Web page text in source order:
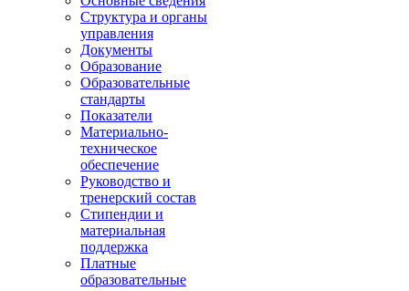
Структура и органы
управления
Документы
Образование
Образовательные
стандарты
Показатели
Материально-
техническое
обеспечение
Руководство и
тренерский состав
Стипендии и
материальная
поддержка
Платные
образовательные